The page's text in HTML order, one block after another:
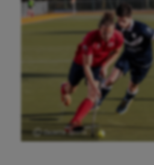
Ⓒ Gazette Sports